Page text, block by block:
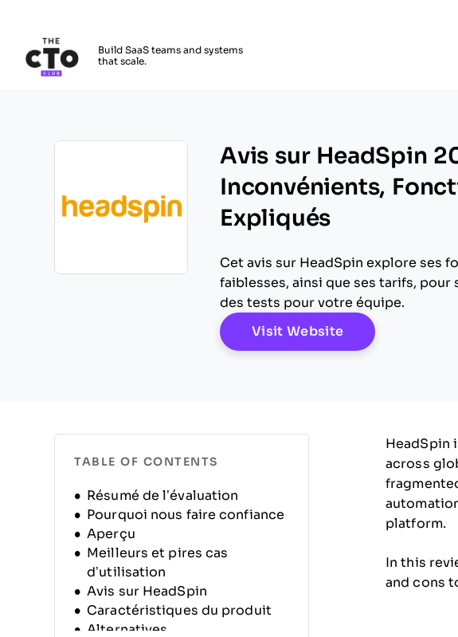
Build SaaS teams and systems
that scale.
Avis sur HeadSpin
Inconvénients,
Expliqués
Cet avis sur HeadSpin explore ses
faiblesses, ainsi que ses tarifs, pour
des tests pour votre équipe.
Visit WebsiteOpens New
TABLE OF CONTENTS
Résumé de l’évaluation
Pourquoi nous faire confiance
Aperçu
Meilleurs et pires cas
d’utilisation
Avis sur HeadSpin
Caractéristiques du produit
Alternatives
HeadSpin
across
platform.
In this
and cons